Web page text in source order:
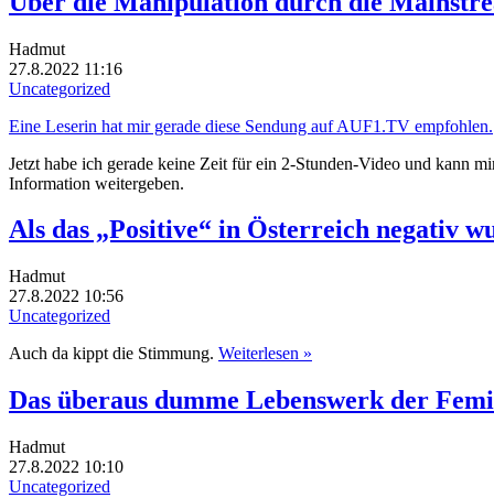
Hadmut
27.8.2022 11:16
Uncategorized
Eine Leserin hat mir gerade diese Sendung auf AUF1.TV empfohlen.
Jetzt habe ich gerade keine Zeit für ein 2-Stunden-Video und kann
Information weitergeben.
Als das „Positive“ in Österreich negativ
Hadmut
27.8.2022 10:56
Uncategorized
Auch da kippt die Stimmung. Weiterlesen »
Das überaus dumme Lebenswerk der
Hadmut
27.8.2022 10:10
Uncategorized